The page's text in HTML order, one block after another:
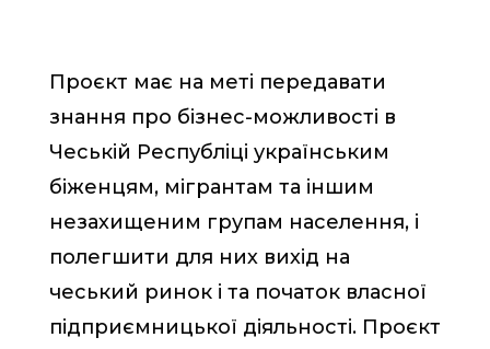
Проєкт має на меті передавати
знання про бізнес-можливості в
Чеській Республіці українським
біженцям, мігрантам та іншим
незахищеним групам населення, і
полегшити для них вихід на
чеський ринок і та початок власної
підприємницької діяльності. Проєкт